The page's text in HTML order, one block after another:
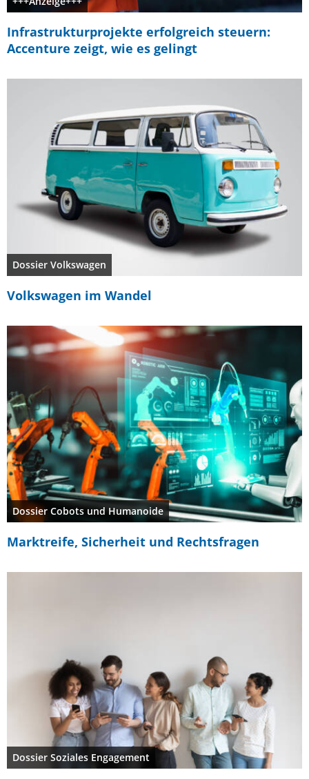
Infrastrukturprojekte erfolgreich steuern:
Accenture zeigt, wie es gelingt
Dossier Volkswagen
Volkswagen im Wandel
Dossier Cobots und Humanoide
Marktreife, Sicherheit und Rechtsfragen
Dossier Soziales Engagement